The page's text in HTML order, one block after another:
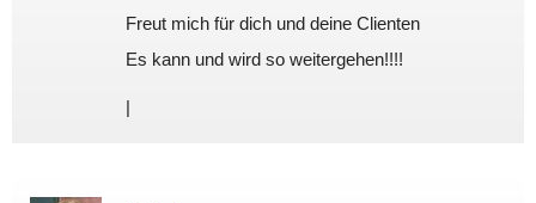
Freut mich für dich und deine Clienten
Es kann und wird so weitergehen!!!!
|